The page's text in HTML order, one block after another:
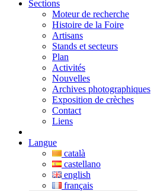
Sections
Moteur de recherche
Histoire de la Foire
Artisans
Stands et secteurs
Plan
Activités
Nouvelles
Archives photographiques
Exposition de crèches
Contact
Liens
Langue
català
castellano
english
français